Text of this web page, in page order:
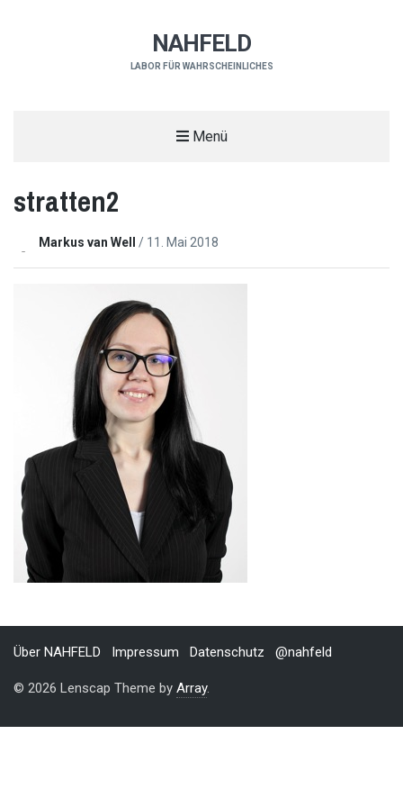
NAHFELD
LABOR FÜR WAHRSCHEINLICHES
Menü
stratten2
Markus van Well / 11. Mai 2018
Über NAHFELD Impressum Datenschutz @nahfeld
© 2026 Lenscap Theme by Array.